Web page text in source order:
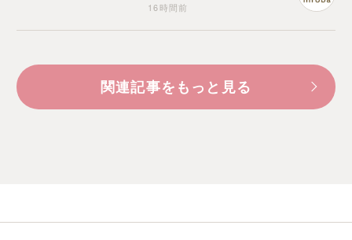
16時間前
関連記事をもっと見る